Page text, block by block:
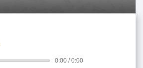
0:00 / 0:00